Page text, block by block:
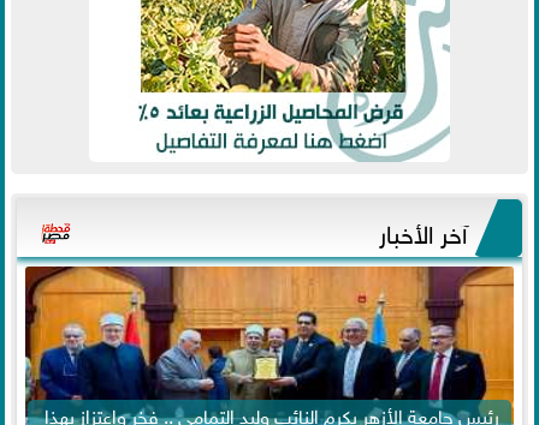
آخر الأخبار
رئيس جامعة الأزهر يكرم النائب وليد التمامي .. فخر واعتزاز بهذا